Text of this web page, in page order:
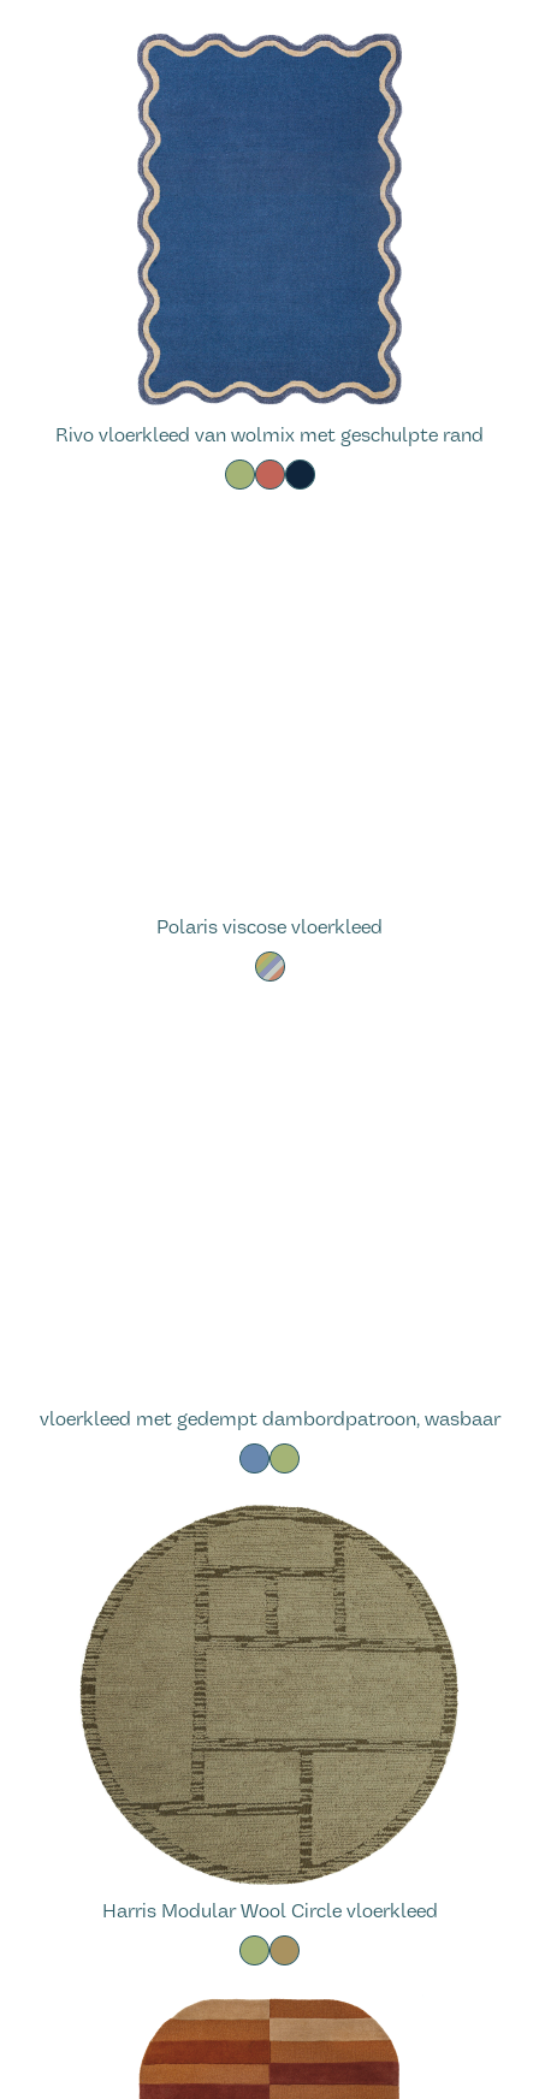
Rivo vloerkleed van wolmix met geschulpte rand
Polaris viscose vloerkleed
vloerkleed met gedempt dambordpatroon, wasbaar
Harris Modular Wool Circle vloerkleed